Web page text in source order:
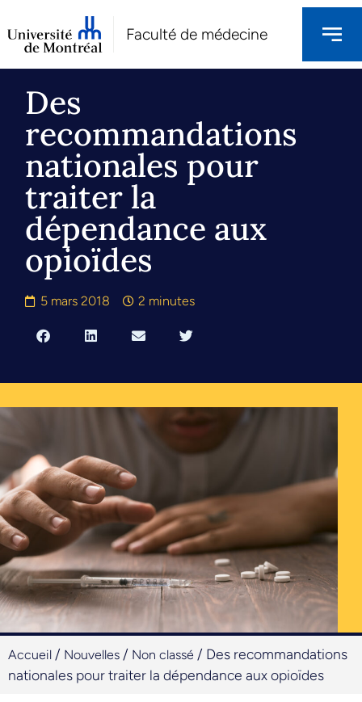
Faculté de médecine
Des
recommandations
nationales pour
traiter la
dépendance aux
opioïdes
5 mars 2018 2 minutes
Accueil / Nouvelles / Non classé / Des recommandations
nationales pour traiter la dépendance aux opioïdes